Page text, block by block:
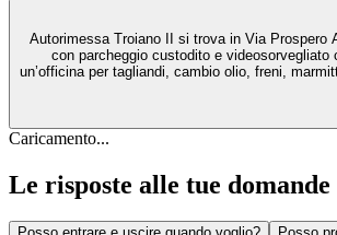
Autorimessa Troiano II si trova in Via Prospero
con parcheggio custodito e
un’officina per tagliandi, cambio olio, freni,
Caricamento...
Le risposte alle tue domande